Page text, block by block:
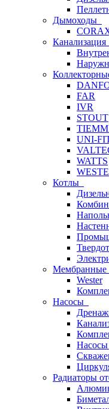
Дымоходы
Канализация
FAR
IVR
STOUT
UNI-
WATTS
Котлы
Мембранные
Wester
Насосы
Насосы
Радиаторы